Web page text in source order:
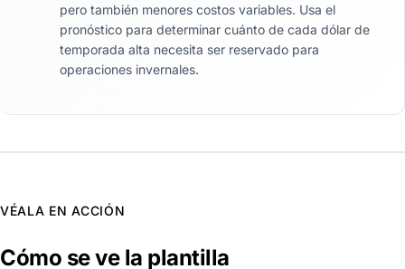
pero también menores costos variables. Usa el
pronóstico para determinar cuánto de cada dólar de
temporada alta necesita ser reservado para
operaciones invernales.
VÉALA EN ACCIÓN
Cómo se ve la plantilla